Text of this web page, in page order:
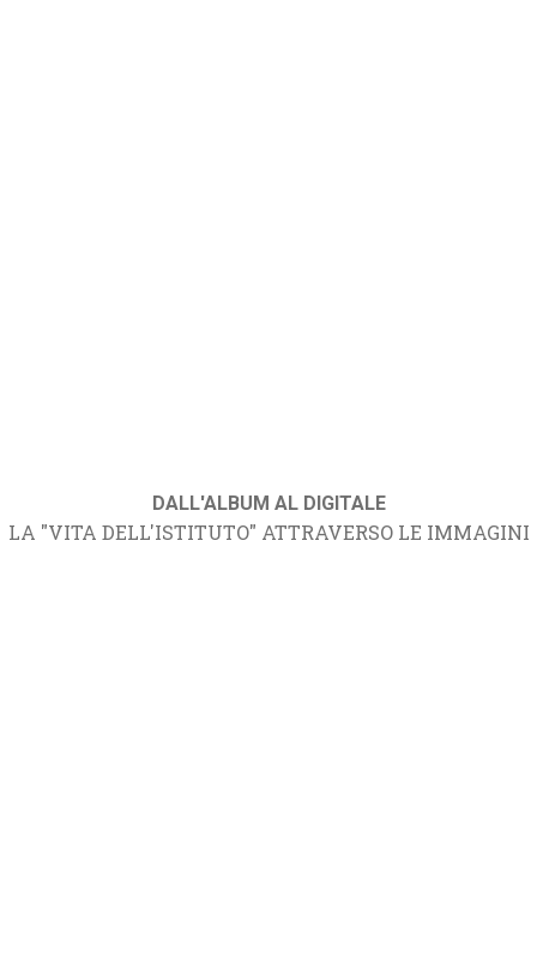
DALL'ALBUM AL DIGITALE
LA "VITA DELL'ISTITUTO" ATTRAVERSO LE IMMAGINI